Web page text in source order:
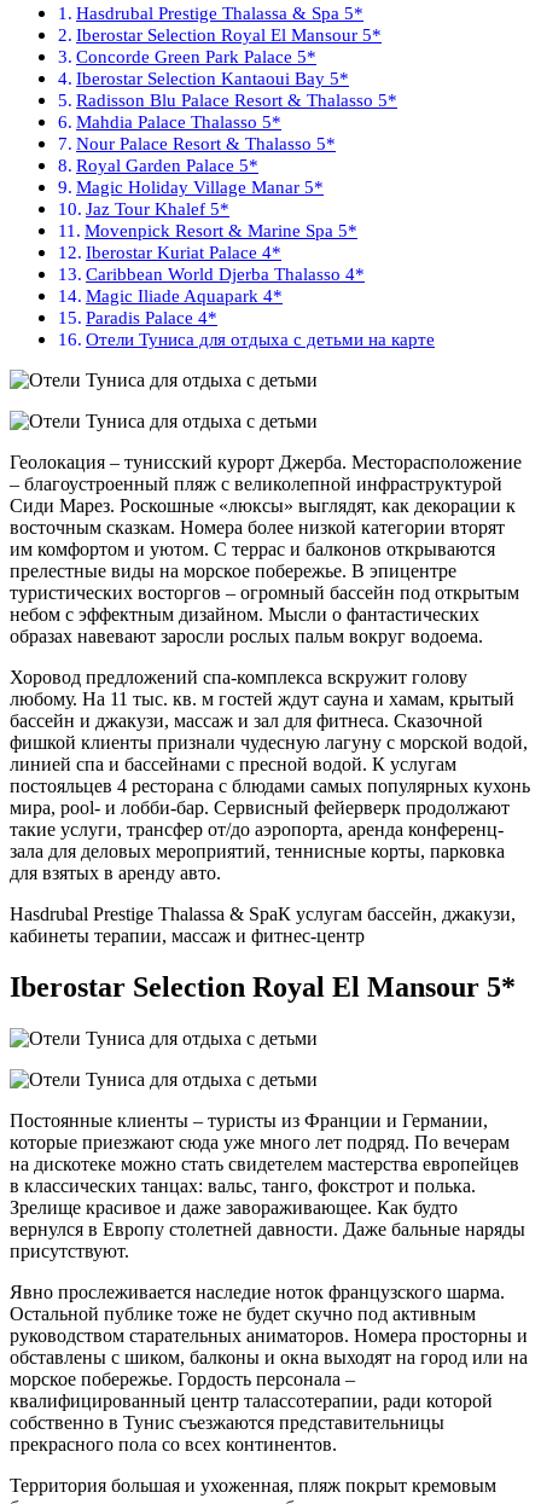
Hasdrubal Prestige Thalassa & Spa 5*
Iberostar Selection Royal El Mansour 5*
Concorde Green Park Palace 5*
Iberostar Selection Kantaoui Bay 5*
Radisson Blu Palace Resort & Thalasso 5*
Mahdia Palace Thalasso 5*
Nour Palace Resort & Thalasso 5*
Royal Garden Palace 5*
Magic Holiday Village Manar 5*
Jaz Tour Khalef 5*
Movenpick Resort & Marine Spa 5*
Iberostar Kuriat Palace 4*
Caribbean World Djerba Thalasso 4*
Magic Iliade Aquapark 4*
Paradis Palace 4*
Отели Туниса для отдыха с детьми на карте
Геолокация – тунисский курорт Джерба. Месторасположение
– благоустроенный пляж с великолепной инфраструктурой
Сиди Марез. Роскошные «люксы» выглядят, как декорации к
восточным сказкам. Номера более низкой категории вторят
им комфортом и уютом. С террас и балконов открываются
прелестные виды на морское побережье. В эпицентре
туристических восторгов – огромный бассейн под открытым
небом с эффектным дизайном. Мысли о фантастических
образах навевают заросли рослых пальм вокруг водоема.
Хоровод предложений спа-комплекса вскружит голову
любому. На 11 тыс. кв. м гостей ждут сауна и хамам, крытый
бассейн и джакузи, массаж и зал для фитнеса. Сказочной
фишкой клиенты признали чудесную лагуну с морской водой,
линией спа и бассейнами с пресной водой. К услугам
постояльцев 4 ресторана с блюдами самых популярных кухонь
мира, pool- и лобби-бар. Сервисный фейерверк продолжают
такие услуги, трансфер от/до аэропорта, аренда конференц-
зала для деловых мероприятий, теннисные корты, парковка
для взятых в аренду авто.
Hasdrubal Prestige Thalassa & SpaК услугам бассейн, джакузи,
кабинеты терапии, массаж и фитнес-центр
Iberostar Selection Royal El Mansour 5*
Постоянные клиенты – туристы из Франции и Германии,
которые приезжают сюда уже много лет подряд. По вечерам
на дискотеке можно стать свидетелем мастерства европейцев
в классических танцах: вальс, танго, фокстрот и полька.
Зрелище красивое и даже завораживающее. Как будто
вернулся в Европу столетней давности. Даже бальные наряды
присутствуют.
Явно прослеживается наследие ноток французского шарма.
Остальной публике тоже не будет скучно под активным
руководством старательных аниматоров. Номера просторны и
обставлены с шиком, балконы и окна выходят на город или на
морское побережье. Гордость персонала –
квалифицированный центр талассотерапии, ради которой
собственно в Тунис съезжаются представительницы
прекрасного пола со всех континентов.
Территория большая и ухоженная, пляж покрыт кремовым